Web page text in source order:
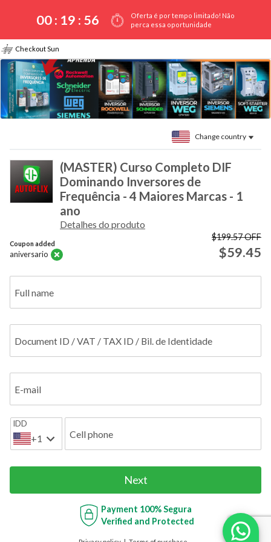
00 : 19 : 56
Oferta é por tempo limitado! Não
perca essa oportunidade
Checkout Sun
Change country
(MASTER) Curso Completo DIF
Dominando Inversores de
Frequência - 4 Maiores Marcas - 1
ano
Detalhes do produto
Coupon added
aniversario
$199.57OFF
$59.45
Full name
Document ID / VAT / TAX ID / Bil. de Identidade
E-mail
IDD
+1 Cell phone
Next
Payment 100% Segura
Verified and Protected